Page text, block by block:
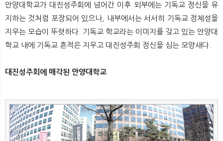
뉴
안양대학교가 대진성주회에 넘어간 이후 외부에는 기독교 정신을 유
지하는 것처럼 포장되어 있으나, 내부에서는 서서히 기독교 정체성을
지우는 모습이 뚜렷하다. 기독교 학교라는 이미지를 갖고 있는 안양대
학교 내에 기독교 흔적은 지우고 대진성주회 정신을 심는 모양새다.
대진성주회에 매각된 안양대학교